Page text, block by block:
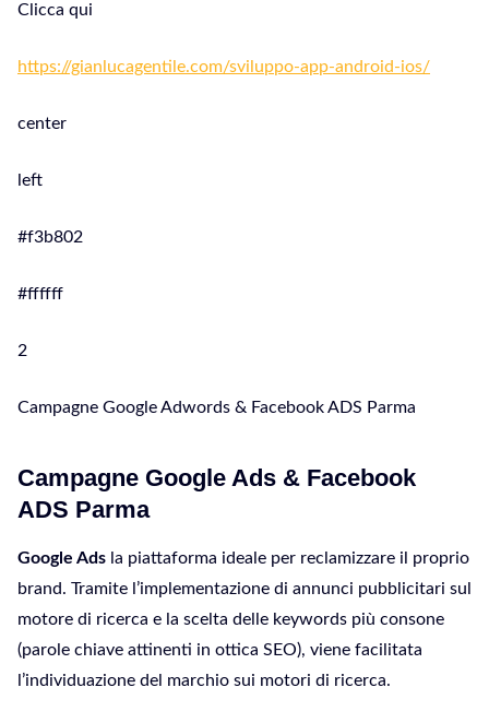
Clicca qui
https://gianlucagentile.com/sviluppo-app-android-ios/
center
left
#f3b802
#ffffff
2
Campagne Google Adwords & Facebook ADS Parma
Campagne Google Ads & Facebook
ADS Parma
Google Ads la piattaforma ideale per reclamizzare il proprio
brand. Tramite l’implementazione di annunci pubblicitari sul
motore di ricerca e la scelta delle keywords più consone
(parole chiave attinenti in ottica SEO), viene facilitata
l’individuazione del marchio sui motori di ricerca.